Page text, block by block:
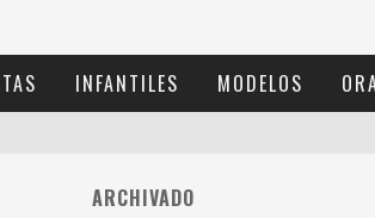
INFANTILES MODELOS
ARCHIVADO